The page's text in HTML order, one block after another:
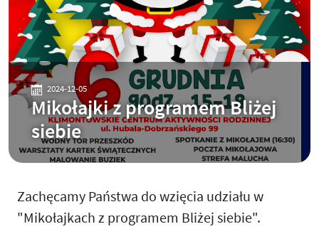
2024-12-05
Mikołajki z programem Bliżej
siebie
Zachęcamy Państwa do wzięcia udziału w
"Mikołajkach z programem Bliżej siebie".